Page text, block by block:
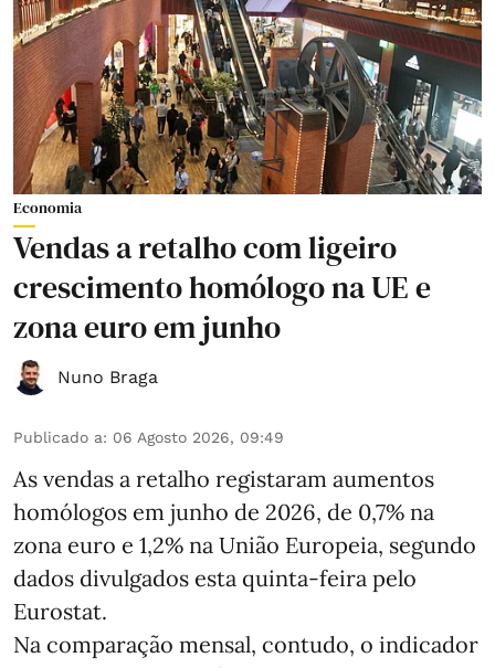
Economia
Vendas a retalho com ligeiro
crescimento homólogo na UE e
zona euro em junho
Nuno Braga
Publicado a: 06 Agosto 2026, 09:49
As vendas a retalho registaram aumentos
homólogos em junho de 2026, de 0,7% na
zona euro e 1,2% na União Europeia, segundo
dados divulgados esta quinta-feira pelo
Eurostat.
Na comparação mensal, contudo, o indicador